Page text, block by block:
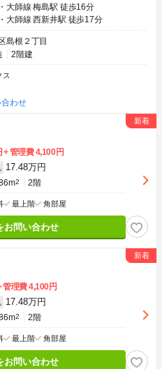
大師線 梅島駅 徒歩16分
大師線 西新井駅 徒歩17分
島根２丁目
2階建
ス
わせ
管理費4,100円
17.48万円
2 2階
最上階 角部屋
お問い合わせ
管理費4,100円
17.48万円
2 2階
最上階 角部屋
お問い合わせ